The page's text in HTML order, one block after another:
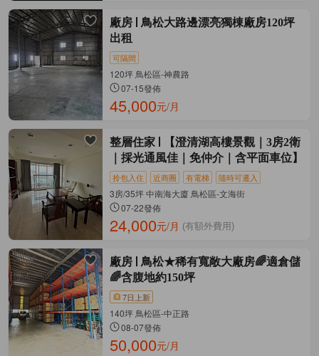
廠房
鳥松大路邊漂亮獨棟廠房120坪
出租
可隔間
120坪 鳥松區-神農路
07-15發佈
45,000元/月
整層住家
【澄清湖高樓景觀｜3房2衛
｜採光通風佳｜免仲介｜含平面車位】
拎包入住 近商圈 有電梯 隨時可遷入
3房/35坪 中南海大廈 鳥松區-文海街
07-22發佈
24,000元/月 (有額外費用)
廠房
鳥松★稀有寬敞大廠房🌈適倉儲
🌈含腹地約150坪
7日上新
140坪 鳥松區-中正路
08-07發佈
50,000元/月